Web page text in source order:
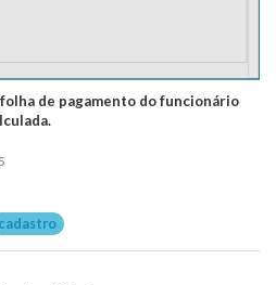
de pagamento do funcionário
cadastro